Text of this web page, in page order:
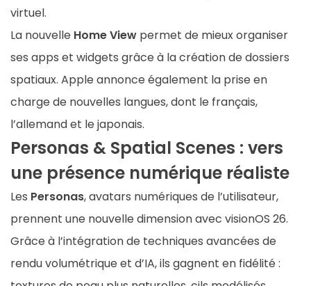
virtuel.
La nouvelle Home View permet de mieux organiser
ses apps et widgets grâce à la création de dossiers
spatiaux. Apple annonce également la prise en
charge de nouvelles langues, dont le français,
l’allemand et le japonais.
Personas & Spatial Scenes : vers
une présence numérique réaliste
Les Personas, avatars numériques de l’utilisateur,
prennent une nouvelle dimension avec visionOS 26.
Grâce à l’intégration de techniques avancées de
rendu volumétrique et d’IA, ils gagnent en fidélité :